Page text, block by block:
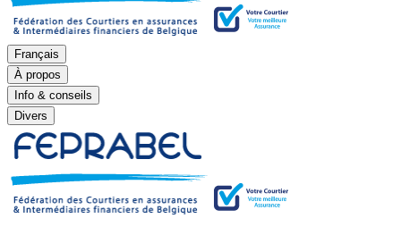
Français
À propos
Info & conseils
Divers